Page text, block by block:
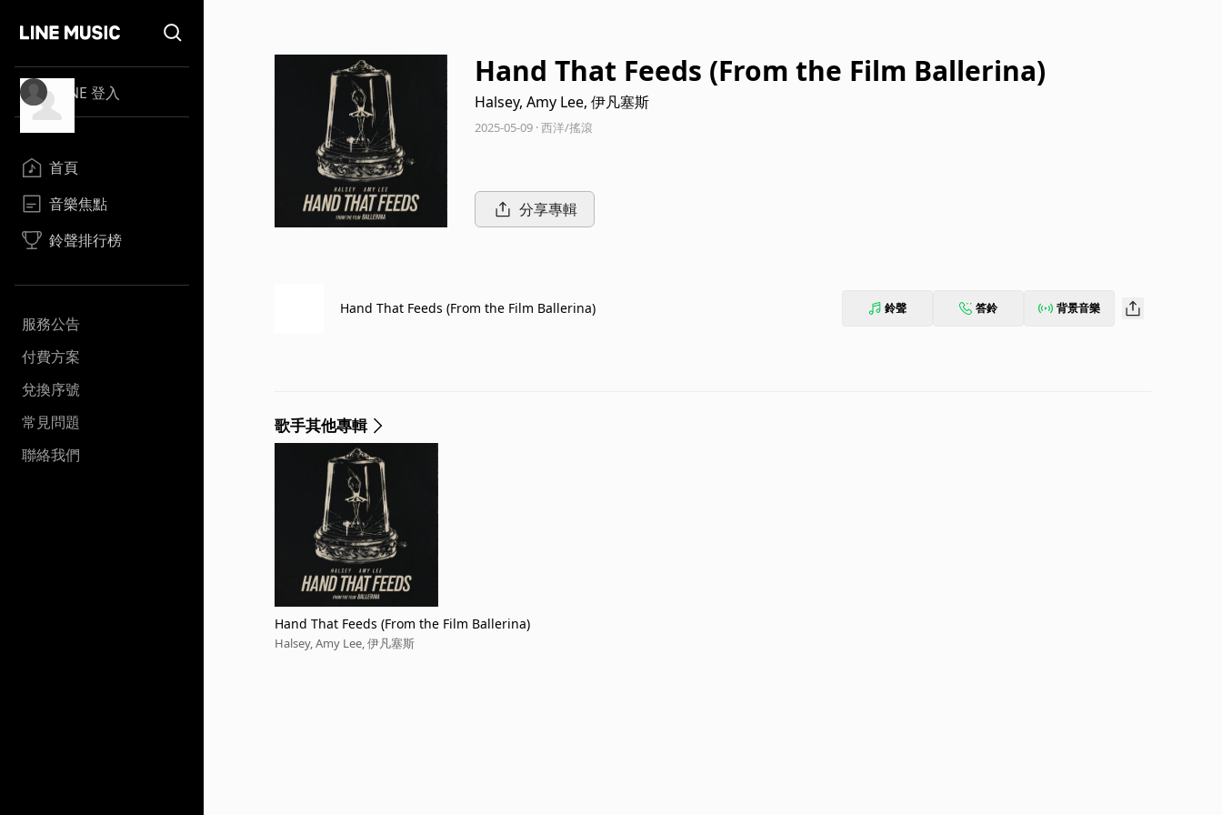
LINE 登入
首頁
音樂焦點
鈴聲排行榜
服務公告
付費方案
兌換序號
常見問題
聯絡我們
Hand That Feeds (From the Film Ballerina)
Halsey, Amy Lee, 伊凡塞斯
2025-05-09 · 西洋/搖滾
分享專輯
Hand That Feeds (From the Film Ballerina) 鈴聲 答鈴 背景音樂
歌手其他專輯
Hand That Feeds (From the Film Ballerina)
Halsey, Amy Lee, 伊凡塞斯